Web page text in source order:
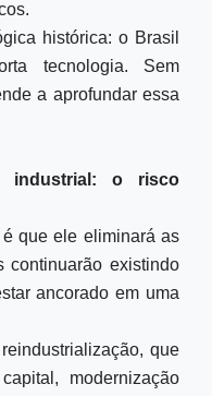
histórica: o Brasil
tecnologia. Sem
a aprofundar essa
industrial: o risco
que ele eliminará as
existindo
ancorado em uma
que
modernização